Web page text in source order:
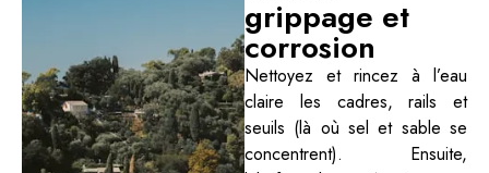
grippage et
corrosion
Nettoyez et rincez à l’eau
claire les cadres, rails et
seuils (là où sel et sable se
concentrent). Ensuite,